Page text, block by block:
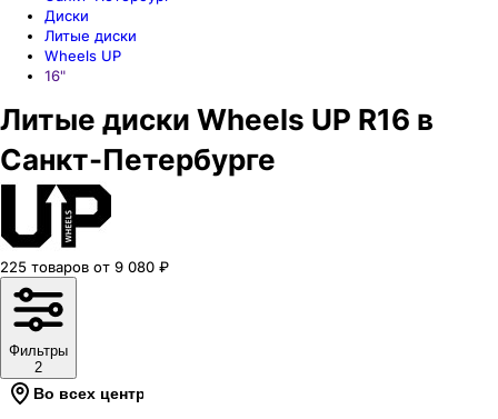
Диски
Литые диски
Wheels UP
16"
Литые диски Wheels UP R16 в
Санкт-Петербурге
225 товаров от 9 080 ₽
Фильтры
2
Во всех центрах